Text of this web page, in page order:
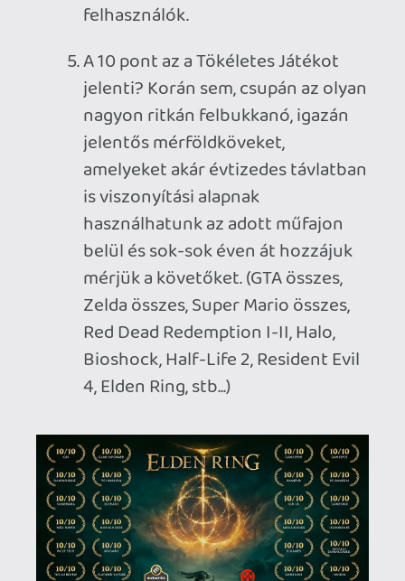
értékelve vannak a játékok, vagy nem
is teljesnek éreztek egy bemutatót?
Vannak olyan kedvenceitek, amelyeket a
kritikusok szájhúzogatása ellenére is
kiemelkedően jónak tartottok valamiért?
Esetleg olyan 10/10-es
kritikuskedvencek, amelyek nektek jóval
kevésbé jöttek be?
Ahhoz, hogy te is hozzászólj, be kell
jelentkezned!
p34c3 2022.11.23 20:02:28 #1xuy3
"Nem is zavar ami történt benne, hanem
ahogy történt."
nem a sokszor látott "a hős feláldozza
magát, hogy megmentse szerettét"
jelenettel oldották meg (bár ezzel pont a
Part II gerincét tépték volna ki és ki kellett
olna találni egy teljesen másik történetet...)
vagy maga a konkrét módszer? Értem ez
alatt, hogy egy bumm a fejbe mennyivel
lett volna más?
Információk Oké, értem és elfogadom!